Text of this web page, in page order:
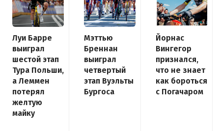
Луи Барре
выиграл
шестой этап
Тура Польши,
а Леммен
потерял
желтую
майку
Мэттью
Бреннан
выиграл
четвертый
этап Вуэльты
Бургоса
Йорнас
Вингегор
признался,
что не знает
как бороться
с Погачаром